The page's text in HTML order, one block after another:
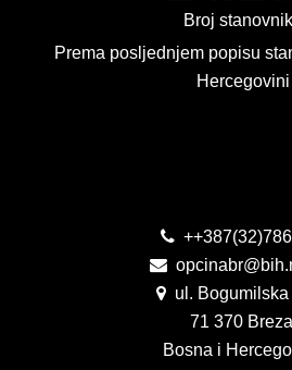
Broj
Prema posljednjem popisu
Hercegovini
ul. Bogumilska
71 370
Bosna i
KONTAKT